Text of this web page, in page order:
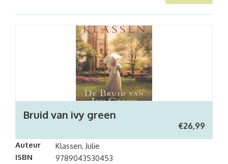
Bruid van ivy green
€26,99
Auteur
Klassen, Julie
ISBN
9789043530453